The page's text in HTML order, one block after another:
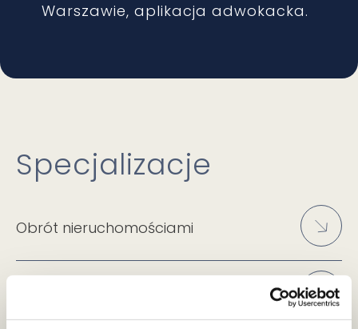
Warszawie, aplikacja adwokacka.
Specjalizacje
Obrót nieruchomościami